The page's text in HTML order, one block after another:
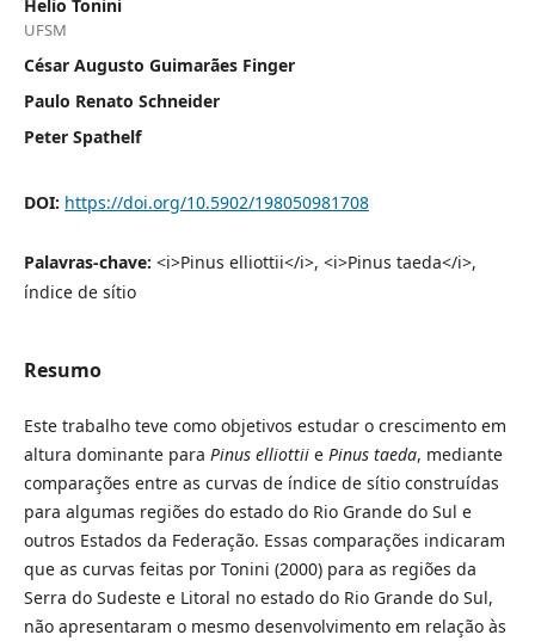
Helio Tonini
UFSM
César Augusto Guimarães Finger
Paulo Renato Schneider
Peter Spathelf
DOI: https://doi.org/10.5902/198050981708
Palavras-chave: <i>Pinus elliottii</i>, <i>Pinus taeda</i>,
índice de sítio
Resumo
Este trabalho teve como objetivos estudar o crescimento em
altura dominante para Pinus elliottiie Pinus taeda, mediante
comparações entre as curvas de índice de sítio construídas
para algumas regiões do estado do Rio Grande do Sul e
outros Estados da Federação. Essas comparações indicaram
que as curvas feitas por Tonini (2000) para as regiões da
Serra do Sudeste e Litoral no estado do Rio Grande do Sul,
não apresentaram o mesmo desenvolvimento em relação às